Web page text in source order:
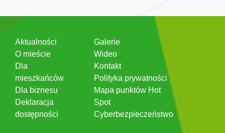
Aktualności
O mieście
Dla
mieszkańców
Dla biznesu
Deklaracja
dostępności
Galerie
Wideo
Kontakt
Polityka prywatności
Mapa punktów Hot
Spot
Cyberbezpieczeństwo